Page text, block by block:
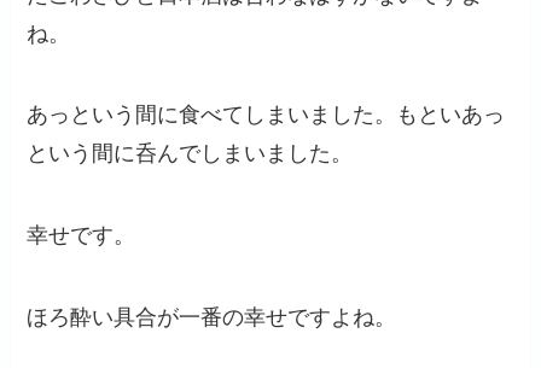
ね。
あっという間に食べてしまいました。もといあっ
という間に呑んでしまいました。
幸せです。
ほろ酔い具合が一番の幸せですよね。